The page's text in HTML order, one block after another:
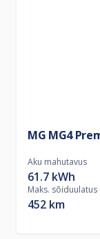
MG MG4
Aku mahutavus
61.7 kWh
Maks. sõiduulatus
452 km